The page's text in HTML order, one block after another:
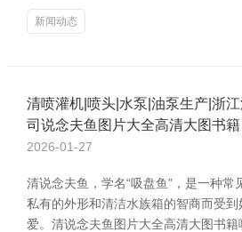
新闻动态
清喷灌机|喷头|水泵|油泵生产|浙
司说念夫鱼图片大全高清大图书籍
2026-01-27
清说念夫鱼，学名“吸盘鱼”，是一种
私有的外形和清洁水族箱的智商而受
爱。清说念夫鱼图片大全高清大图书